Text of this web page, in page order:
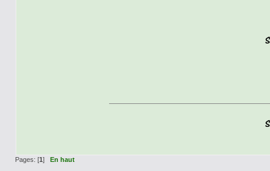
Pages: [1 ] En haut